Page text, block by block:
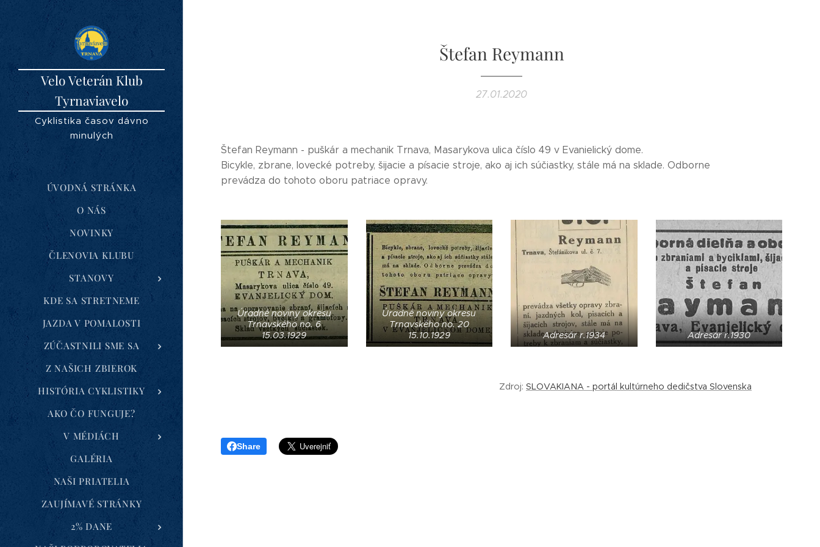
Velo Veterán Klub
Tyrnaviavelo
Cyklistika časov dávno
minulých
ÚVODNÁ STRÁNKA
O NÁS
NOVINKY
ČLENOVIA KLUBU
STANOVY
KDE SA STRETNEME
JAZDA V POMALOSTI
ZÚČASTNILI SME SA
Z NAŠICH ZBIEROK
HISTÓRIA CYKLISTIKY
AKO ČO FUNGUJE?
V MÉDIÁCH
GALÉRIA
NAŠI PRIATELIA
ZAUJÍMAVÉ STRÁNKY
2% DANE
Štefan Reymann
27.01.2020
Štefan Reymann - puškár a mechanik Trnava, Masarykova ulica číslo 49 v Evanielický dome.
Bicykle, zbrane, lovecké potreby, šijacie a písacie stroje, ako aj ich súčiastky, stále má na sklade. Odborne
prevádza do tohoto oboru patriace opravy.
Úradné noviny okresu
Trnavského no. 6
15.03.1929
Úradné noviny okresu
Trnavského no. 20
15.10.1929
Adresár r.1934 Adresár r.1930
Zdroj: SLOVAKIANA - portál kultúrneho dedičstva Slovenska
Share